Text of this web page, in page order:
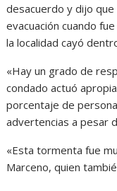
desacuerdo y dijo
evacuación cuando
la localidad cayó
«Hay un grado de
condado actuó
porcentaje de
advertencias a pesar
«Esta tormenta fue
Marceno, quien